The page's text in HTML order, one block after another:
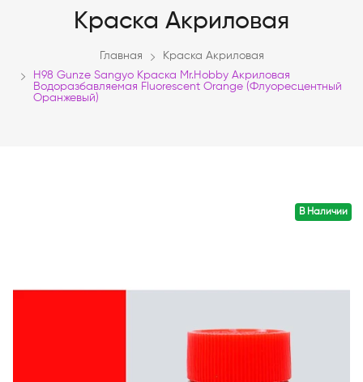
Краска Акриловая
Главная
Краска Акриловая
H98 Gunze Sangyo Краска Mr.Hobby Акриловая
Водоразбавляемая Fluorescent Orange (флуоресцентный
Оранжевый)
В Наличии